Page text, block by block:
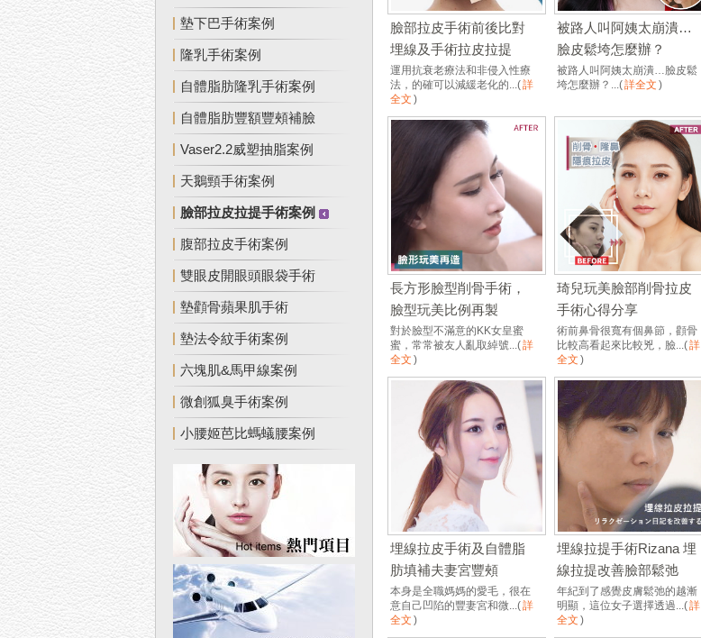
墊下巴手術案例
隆乳手術案例
自體脂肪隆乳手術案例
自體脂肪豐額豐頰補臉
Vaser2.2威塑抽脂案例
天鵝頸手術案例
臉部拉皮拉提手術案例
腹部拉皮手術案例
雙眼皮開眼頭眼袋手術
墊顴骨蘋果肌手術
墊法令紋手術案例
六塊肌&馬甲線案例
微創狐臭手術案例
小腰姬芭比螞蟻腰案例
臉部拉皮手術前後比對
埋線及手術拉皮拉提
運用抗衰老療法和非侵入性療
法，的確可以減緩老化的...(詳
全文 )
被路人叫阿姨太崩潰…
臉皮鬆垮怎麼辦？
被路人叫阿姨太崩潰…臉皮鬆
垮怎麼辦？...(詳全文 )
長方形臉型削骨手術，
臉型玩美比例再製
對於臉型不滿意的KK女皇蜜
蜜，常常被友人亂取綽號...(詳
全文 )
琦兒玩美臉部削骨拉皮
手術心得分享
術前鼻骨很寬有個鼻節，顴骨
比較高看起來比較兇，臉...(詳
全文 )
埋線拉皮手術及自體脂
肪填補夫妻宮豐頰
本身是全職媽媽的愛毛，很在
意自己凹陷的豐妻宮和微...(詳
全文 )
埋線拉提手術Rizana 埋
線拉提改善臉部鬆弛
年紀到了感覺皮膚鬆弛的越漸
明顯，這位女子選擇透過...(詳
全文 )